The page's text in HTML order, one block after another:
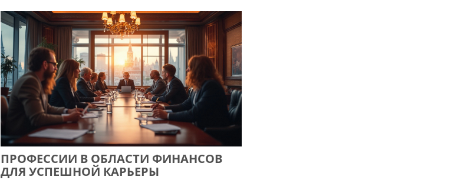
ПРОФЕССИИ В ОБЛАСТИ ФИНАНСОВ
ДЛЯ УСПЕШНОЙ КАРЬЕРЫ